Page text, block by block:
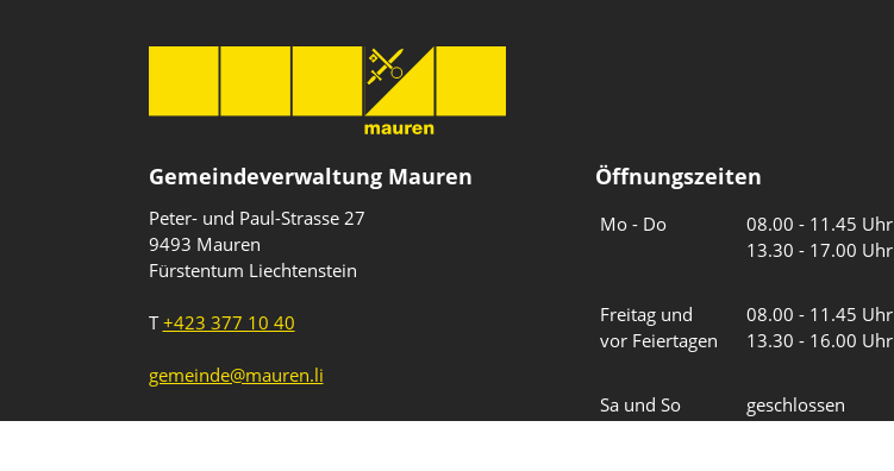
Gemeindeverwaltung Mauren
Peter- und Paul-Strasse 27
9493 Mauren
Fürstentum Liechtenstein
T+423 377 10 40
gemeinde@mauren.li
Öffnungszeiten
Mo - Do
08.00 - 11.45 Uhr
13.30 - 17.00 Uhr
Freitag und
vor Feiertagen
08.00 - 11.45 Uhr
13.30 - 16.00 Uhr
Sa und So geschlossen